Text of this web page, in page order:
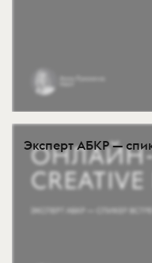
Эксперт АБКР —